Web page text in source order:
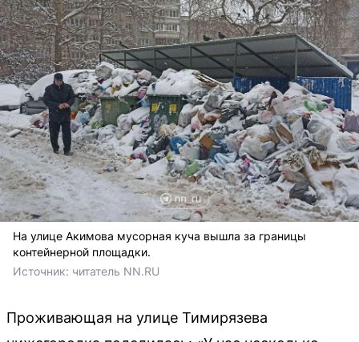
На улице Акимова мусорная куча вышла за границы
контейнерной площадки.
Источник: читатель NN.RU
Проживающая на улице Тимирязева